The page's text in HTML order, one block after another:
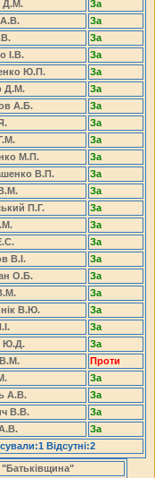
Д.М.
За
За
За
І.В.
За
Ю.П.
За
Д.М.
За
А.Б.
За
За
За
М.П.
За
В.П.
За
За
П.Г.
За
За
За
В.І.
За
О.Б.
За
За
В.Ю.
За
За
Ю.Д.
За
Проти
За
А.В.
За
В.В.
За
За
Відсутні:2